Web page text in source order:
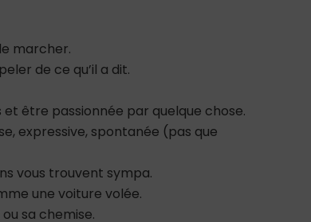
marcher.
de ce qu’il a dit.
être passionnée par quelque chose.
expressive, spontanée (pas que
vous trouvent sympa.
une voiture volée.
sa chemise.